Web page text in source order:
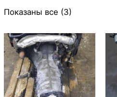
Показаны все (3)